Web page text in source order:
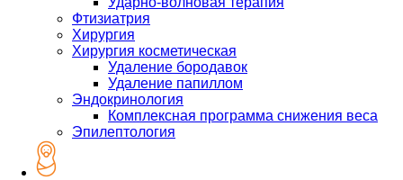
Фтизиатрия
Хирургия
Хирургия косметическая
Удаление бородавок
Удаление папиллом
Эндокринология
Комплексная программа снижения веса
Эпилептология